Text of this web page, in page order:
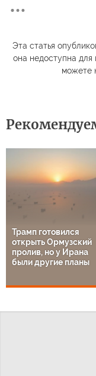
Эта статья
она недоступна
можете
Трамп готовился
открыть Ормузский
пролив, но у Ирана
были другие планы